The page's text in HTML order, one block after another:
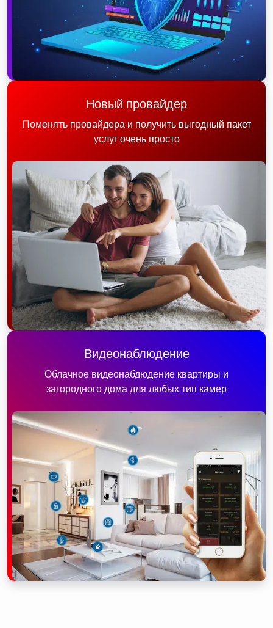
Новый провайдер
Поменять провайдера и получить выгодный пакет
услуг очень просто
Видеонаблюдение
Облачное видеонабдюдение квартиры и
загородного дома для любых тип камер